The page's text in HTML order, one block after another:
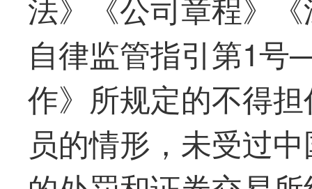
自律监管指引第1
作》所规定的不得
员的情形，未受过